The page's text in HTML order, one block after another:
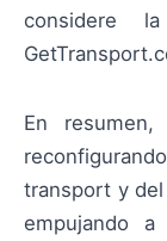
considere
En
transport y
empujando